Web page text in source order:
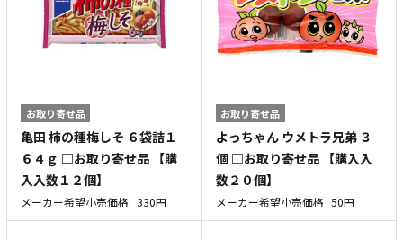
お取り寄せ品
亀田 柿の種梅しそ ６袋詰１
６４ｇ □お取り寄せ品 【購
入入数１２個】
メーカー希望小売価格 330円
お取り寄せ品
よっちゃん ウメトラ兄弟 ３
個 □お取り寄せ品 【購入入
数２０個】
メーカー希望小売価格 50円